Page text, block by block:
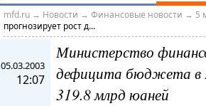
mfd.ru→ Новости → Финансовые новости → 5
прогнозирует рост д...
05.03.2003
12:07
Министерство
дефицита бюджета в
319.8 млрд юаней